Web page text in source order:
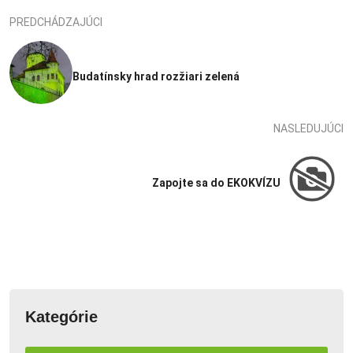
PREDCHÁDZAJÚCI
Budatínsky hrad rozžiari zelená
NASLEDUJÚCI
Zapojte sa do EKOKVÍZU
Kategórie